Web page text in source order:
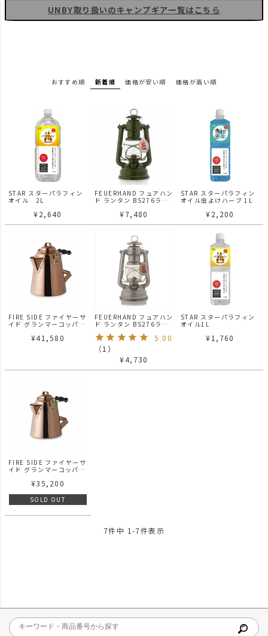
UNBY取り扱いのキャンプギア一覧はこちら
おすすめ順 新着順 価格が安い順 価格が高い順
STAR スターパラフィン
オイル 2L
¥2,640
FEUERHAND フュアハン
ド ランタン BS276ラン
¥7,480
STAR スターパラフィン
オイル虫よけハーブ 1L
¥2,200
FIRE SIDE ファイヤーサ
イド グランマーコッパー
¥41,580
FEUERHAND フュアハン
ド ランタン BS276ラン
タン（ジンク）
5.00
（1 ）
¥4,730
STAR スターパラフィン
オイル1L
¥1,760
FIRE SIDE ファイヤーサ
イド グランマーコッパー
¥35,200
SOLD OUT
7件中 1 -7件表示